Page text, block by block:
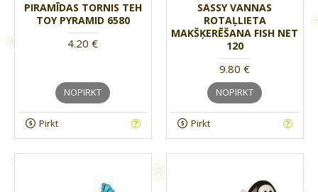
PIRAMĪDAS TORNIS TEH
TOY PYRAMID 6580
4.20 €
NOPIRKT
Pirkt
SASSY VANNAS
ROTAĻLIETA
MAKŠĶERĒŠANA FISH NET
120
9.80 €
NOPIRKT
Pirkt